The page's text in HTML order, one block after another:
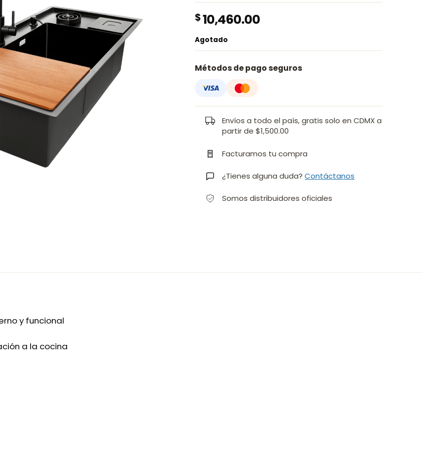
$10,460.00
Agotado
Métodos de pago seguros
Envíos a todo el país, gratis solo en CDMX a
partir de $1,500.00
Facturamos tu compra
¿Tienes alguna duda?Contáctanos
Somos distribuidores oficiales
y funcional
a la cocina